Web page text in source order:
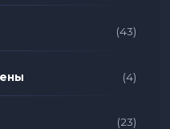
(43)
(4)
(23)